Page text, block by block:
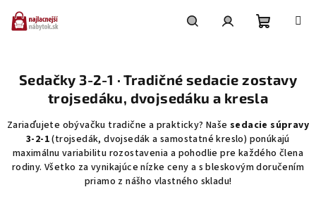
obsah
košík
Sedačky 3-2-1 · Tradičné sedacie zostavy
trojsedáku, dvojsedáku a kresla
Zariaďujete obývačku tradične a prakticky? Našesedacie súpravy
3-2-1(trojsedák, dvojsedák a samostatné kreslo) ponúkajú
maximálnu variabilitu rozostavenia a pohodlie pre každého člena
rodiny. Všetko za vynikajúce nízke ceny a s bleskovým doručením
priamo z nášho vlastného skladu!